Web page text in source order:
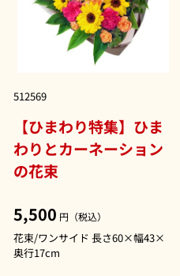
512569
【ひまわり特集】ひま
わりとカーネーション
の花束
5,500 円（税込）
花束/ワンサイド 長さ60×幅43×
奥行17cm